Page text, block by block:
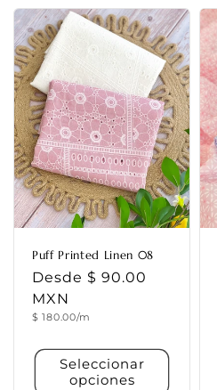
Puff Printed Linen 08
Precio
habitual
Desde $ 90.00
MXN
Precio
$ 180.00/m
Seleccionar
opciones